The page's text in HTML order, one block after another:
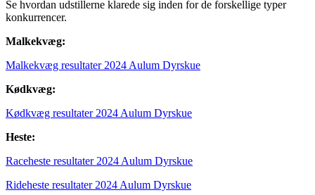
Se hvordan udstillerne klarede sig inden for de forskellige typer
konkurrencer.
Malkekvæg:
Malkekvæg resultater 2024 Aulum Dyrskue
Kødkvæg:
Kødkvæg resultater 2024 Aulum Dyrskue
Heste:
Raceheste resultater 2024 Aulum Dyrskue
Rideheste resultater 2024 Aulum Dyrskue